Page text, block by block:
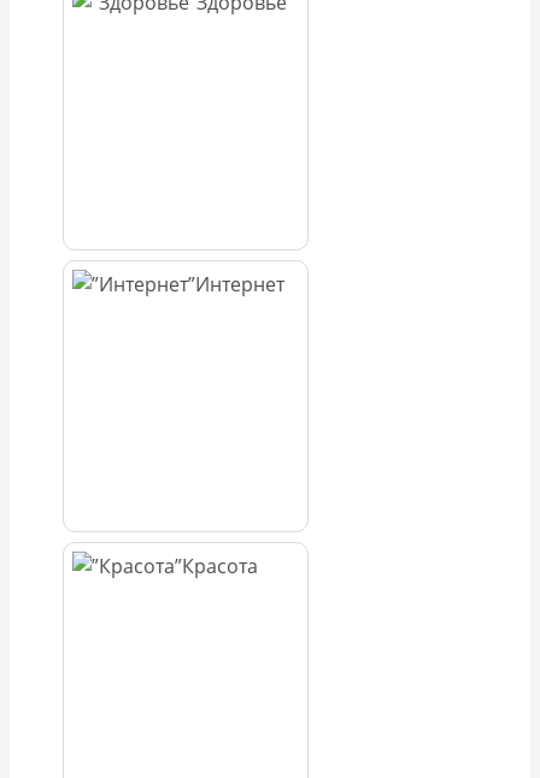
Интернет
Красота